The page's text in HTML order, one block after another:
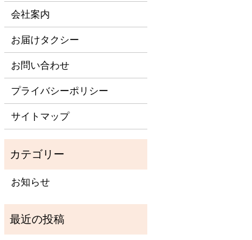
会社案内
お届けタクシー
お問い合わせ
プライバシーポリシー
サイトマップ
お知らせ